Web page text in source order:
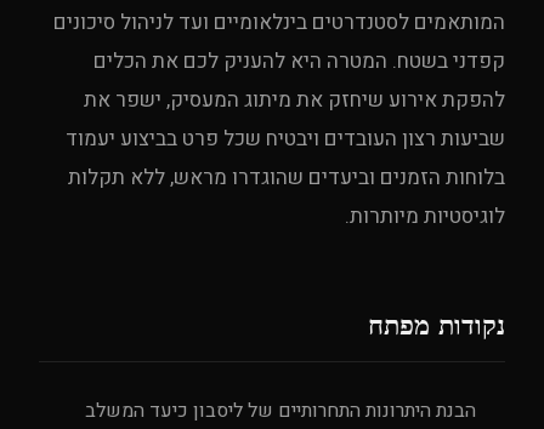
המותאמים לסטנדרטים בינלאומיים ועד לניהול סיכונים
קפדני בשטח. המטרה היא להעניק לכם את הכלים
להפקת אירוע שיחזק את מיתוג המעסיק, ישפר את
שביעות רצון העובדים ויבטיח שכל פרט בביצוע יעמוד
בלוחות הזמנים וביעדים שהוגדרו מראש, ללא תקלות
לוגיסטיות מיותרות.
נקודות מפתח
הבנת היתרונות התחרותיים של ליסבון כיעד המשלב